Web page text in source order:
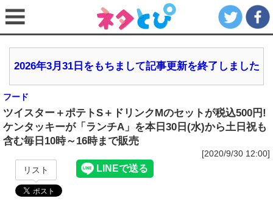
2026年3月31日をもちまして記事更新を終了しました
フード
ツイスター＋ポテトS＋ドリンクMのセットが税込500円!
ケンタッキーが「ランチA」を本日30日(水)から土日祝も
含む毎日10時～16時まで販売
[2020/9/30 12:00]
リスト